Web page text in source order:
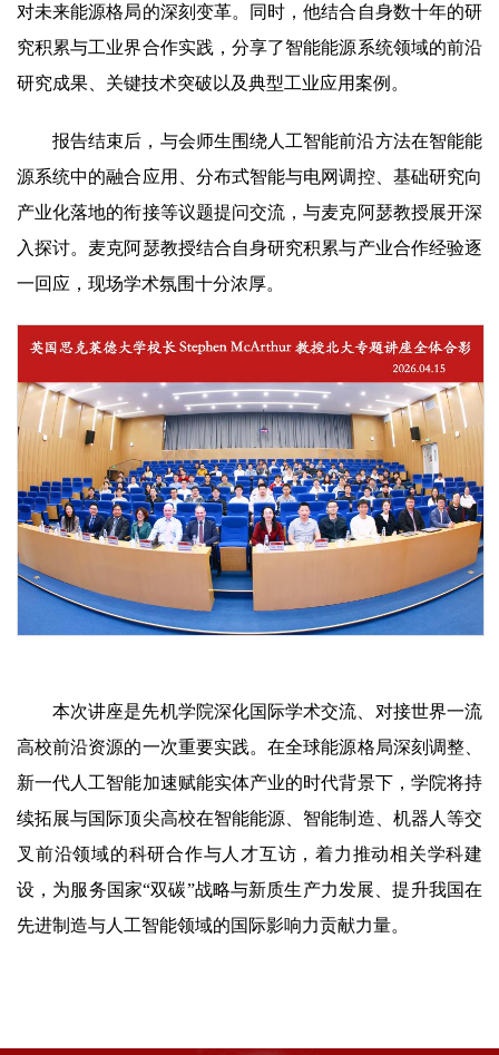
对未来能源格局的深刻变革。同时，他结合自身数十年的研
究积累与工业界合作实践，分享了智能能源系统领域的前沿
研究成果、关键技术突破以及典型工业应用案例。
报告结束后，与会师生围绕人工智能前沿方法在智能能
源系统中的融合应用、分布式智能与电网调控、基础研究向
产业化落地的衔接等议题提问交流，与麦克阿瑟教授展开深
入探讨。麦克阿瑟教授结合自身研究积累与产业合作经验逐
一回应，现场学术氛围十分浓厚。
本次讲座是先机学院深化国际学术交流、对接世界一流
高校前沿资源的一次重要实践。在全球能源格局深刻调整、
新一代人工智能加速赋能实体产业的时代背景下，学院将持
续拓展与国际顶尖高校在智能能源、智能制造、机器人等交
叉前沿领域的科研合作与人才互访，着力推动相关学科建
设，为服务国家“双碳”战略与新质生产力发展、提升我国在
先进制造与人工智能领域的国际影响力贡献力量。